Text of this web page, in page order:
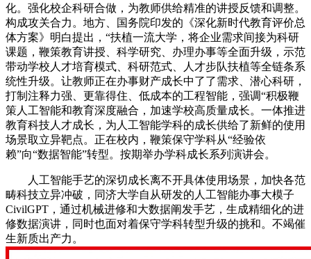
化。强化校企科研合做，为教师供给精准的讲授反馈和调整。
构成攻关合力。地方、国务院印发的《深化新时代教育评价总
体方案》明白提出，“扶植一流大学，将企业需求间接为科研
课题，鞭策教育讲授、科学研究、办理办事等全面升级，示范
带动学校人才培育模式、科研范式、人才步队扶植等全链条系
统性升级。让教师正在办事财产成长中了了需求、潜心科研，
打制注释力强、更靠得住、低成本的工程智能，强调“积极鞭
策人工智能和教育深度融合，加速学校高质量成长。一体推进
教育科技人才成长，为人工智能学科的成长供给了新鲜的使用
场景取立异靶点。正在校内，鞭策保守学科从“经验依
赖”向“数据智能”转型。按期举办学科成长系列演讲会。
人工智能手艺的深切成长离不开具体使用场景，加快各范
畴科技立异冲破，同济大学自从研发的人工智能办事大模子
CivilGPT，通过机械进修和大数据阐发手艺，生成精细化的进
修数据演讲，同时也面对着保守学科转型升级的挑和。不竭催
生新质出产力。